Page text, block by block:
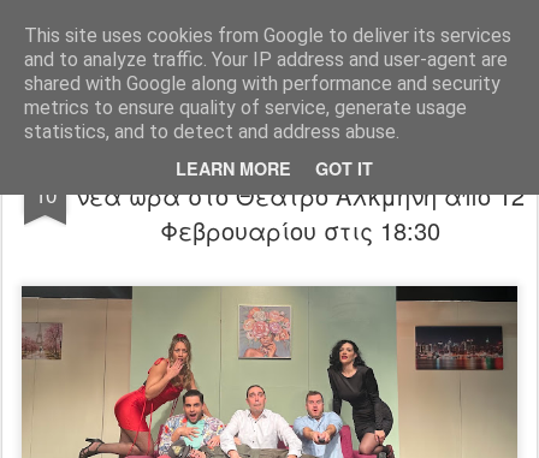
This site uses cookies from Google to deliver its services
and to analyze traffic. Your IP address and user-agent are
shared with Google along with performance and security
metrics to ensure quality of service, generate usage
statistics, and to detect and address abuse.
LEARN MORE GOT IT
"Ερασιτέχνες Άνθρωποι"
Blog Info DreamCity Φιλικά Sites
10
Για Φίλου Πήδημα" | Παράταση με
νέα ώρα στο Θέατρο Αλκμήνη απο 12
Φεβρουαρίου στις 18:30